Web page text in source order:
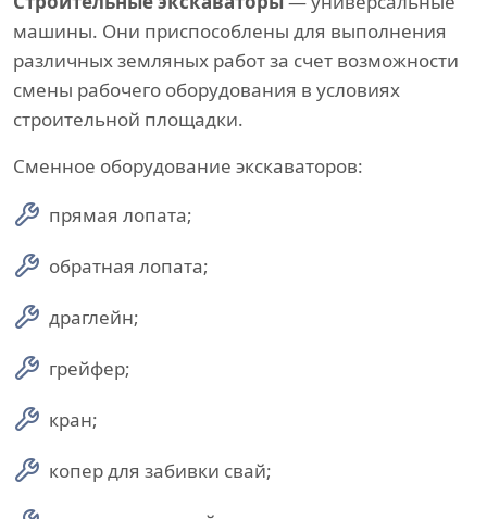
машины. Они приспособлены для выполнения
различных земляных работ за счет возможности
смены рабочего оборудования в условиях
строительной площадки.
Сменное оборудование экскаваторов:
прямая лопата;
обратная лопата;
драглейн;
грейфер;
кран;
копер для забивки свай;